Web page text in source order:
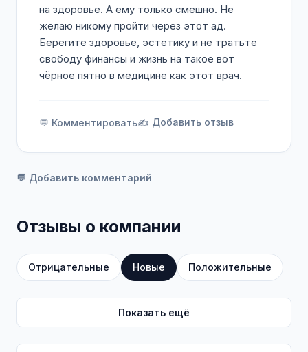
на здоровье. А ему только смешно. Не
желаю никому пройти через этот ад.
Берегите здоровье, эстетику и не тратьте
свободу финансы и жизнь на такое вот
чёрное пятно в медицине как этот врач.
💬 Комментировать✍️ Добавить отзыв
💬 Добавить комментарий
Отзывы о компании
Отрицательные Новые Положительные
Показать ещё